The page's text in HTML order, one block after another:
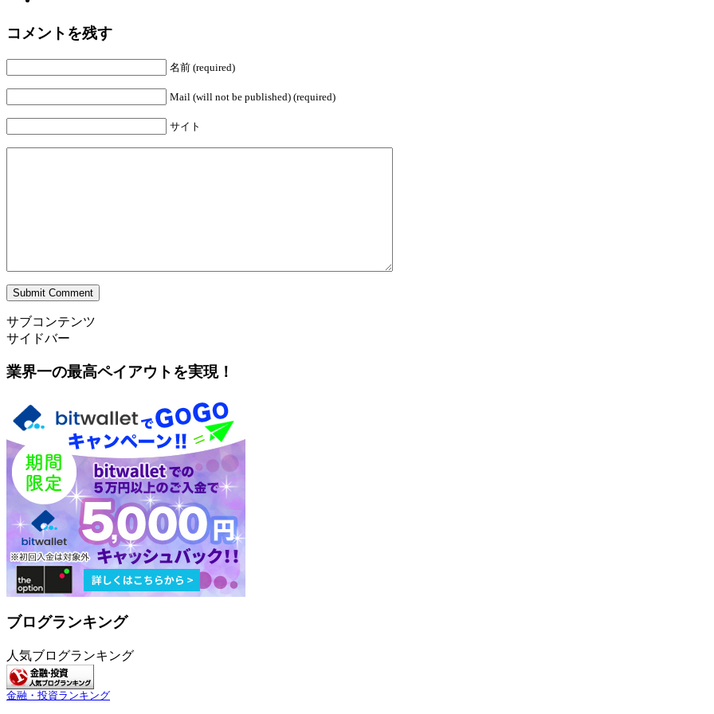
コメントを残す
名前 (required)
Mail (will not be published) (required)
サイト
サブコンテンツ
サイドバー
業界一の最高ペイアウトを実現！
ブログランキング
人気ブログランキング
金融・投資ランキング